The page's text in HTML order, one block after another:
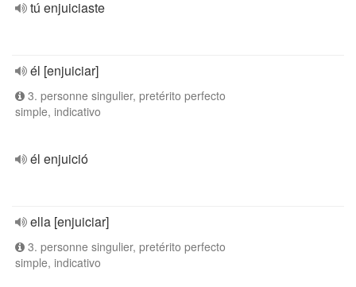
tú enjuiciaste
él [enjuiciar]
3. personne singulier, pretérito perfecto
simple, indicativo
él enjuició
ella [enjuiciar]
3. personne singulier, pretérito perfecto
simple, indicativo